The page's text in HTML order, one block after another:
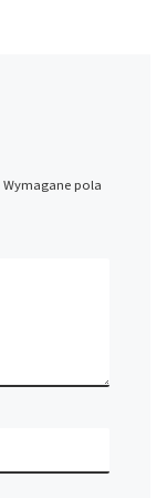
Wymagane pola